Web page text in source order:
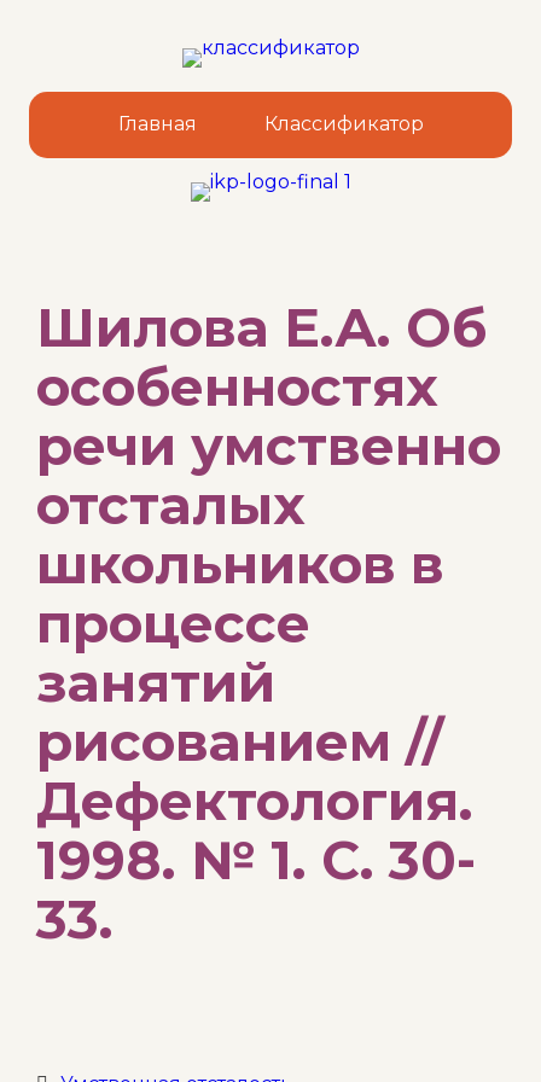
Главная Классификатор
Шилова Е.А. Об
особенностях
речи умственно
отсталых
школьников в
процессе
занятий
рисованием //
Дефектология.
1998. № 1. С. 30-
33.